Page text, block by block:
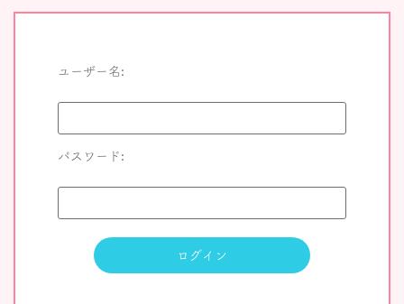
ユーザー名:
パスワード: